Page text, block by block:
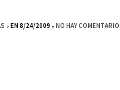
EN 8/24/2009 NO HAY